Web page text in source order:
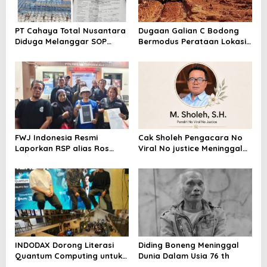
PT Cahaya Total Nusantara
Diduga Melanggar SOP
Kerja Hingga meninggal
Dunia, Kluarga Korban
Merasa Di abaikan
Dugaan Galian C Bodong
Bermodus Perataan Lokasi
Riau Akan Tinjauan Lokasi
FWJ Indonesia Resmi
Laporkan RSP alias Ros
Cak Sholeh Pengacara No
Viral No justice Meninggal
INDODAX Dorong Literasi
Quantum Computing untuk
Diding Boneng Meninggal
Dunia Dalam Usia 76 th